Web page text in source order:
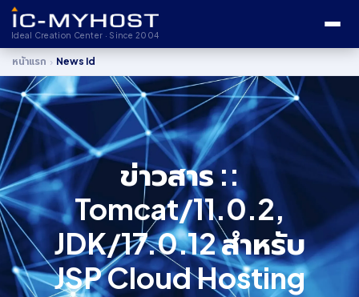
Ideal Creation Center · Since 2004
หน้าแรก › News Id
ข่าวสาร ::
Tomcat/11.0.2,
JDK/17.0.12 สำหรับ
JSP Cloud Hosting